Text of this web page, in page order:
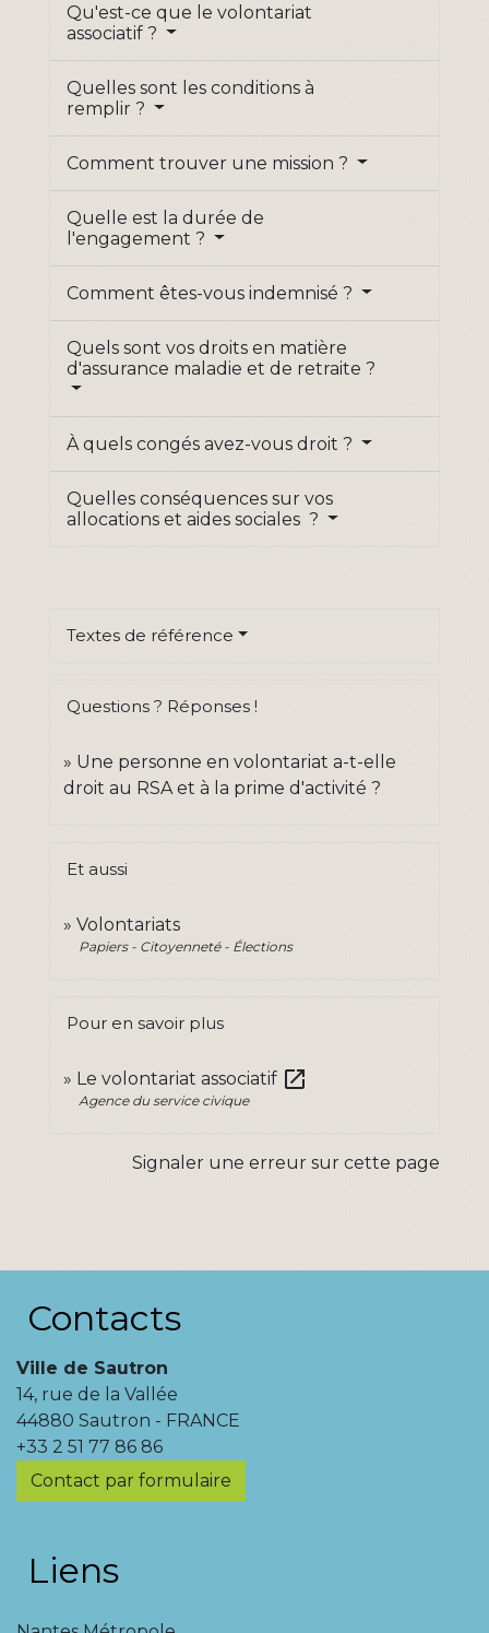
Qu'est-ce que le volontariat
associatif ?
Quelles sont les conditions à
remplir ?
Comment trouver une mission ?
Quelle est la durée de
l'engagement ?
Comment êtes-vous indemnisé ?
Quels sont vos droits en matière
d'assurance maladie et de retraite ?
À quels congés avez-vous droit ?
Quelles conséquences sur vos
allocations et aides sociales ?
Textes de référence
Questions ? Réponses !
Une personne en volontariat a-t-elle
droit au RSA et à la prime d'activité ?
Et aussi
Volontariats
Papiers - Citoyenneté - Élections
Pour en savoir plus
Le volontariat associatif open_in_new
Agence du service civique
Signaler une erreur sur cette page
Contacts
Ville de Sautron
14, rue de la Vallée
44880 Sautron - FRANCE
+33 2 51 77 86 86
Contact par formulaire
Liens